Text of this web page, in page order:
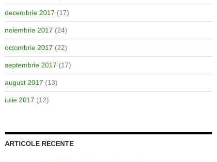
decembrie 2017 (17)
noiembrie 2017 (24)
octombrie 2017 (22)
septembrie 2017 (17)
august 2017 (13)
iulie 2017 (12)
ARTICOLE RECENTE